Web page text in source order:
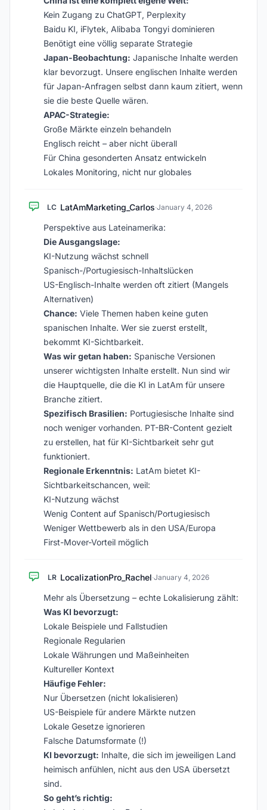
Kein Zugang zu ChatGPT, Perplexity
Baidu KI, iFlytek, Alibaba Tongyi dominieren
Benötigt eine völlig separate Strategie
Japan-Beobachtung: Japanische Inhalte werden
klar bevorzugt. Unsere englischen Inhalte werden
für Japan-Anfragen selbst dann kaum zitiert, wenn
sie die beste Quelle wären.
APAC-Strategie:
Große Märkte einzeln behandeln
Englisch reicht – aber nicht überall
Für China gesonderten Ansatz entwickeln
Lokales Monitoring, nicht nur globales
LC LatAmMarketing_Carlos·January 4, 2026
Perspektive aus Lateinamerika:
Die Ausgangslage:
KI-Nutzung wächst schnell
Spanisch-/Portugiesisch-Inhaltslücken
US-Englisch-Inhalte werden oft zitiert (Mangels
Alternativen)
Chance: Viele Themen haben keine guten
spanischen Inhalte. Wer sie zuerst erstellt,
bekommt KI-Sichtbarkeit.
Was wir getan haben: Spanische Versionen
unserer wichtigsten Inhalte erstellt. Nun sind wir
die Hauptquelle, die die KI in LatAm für unsere
Branche zitiert.
Spezifisch Brasilien: Portugiesische Inhalte sind
noch weniger vorhanden. PT-BR-Content gezielt
zu erstellen, hat für KI-Sichtbarkeit sehr gut
funktioniert.
Regionale Erkenntnis: LatAm bietet KI-
Sichtbarkeitschancen, weil:
KI-Nutzung wächst
Wenig Content auf Spanisch/Portugiesisch
Weniger Wettbewerb als in den USA/Europa
First-Mover-Vorteil möglich
LR LocalizationPro_Rachel·January 4, 2026
Mehr als Übersetzung – echte Lokalisierung zählt:
Was KI bevorzugt:
Lokale Beispiele und Fallstudien
Regionale Regularien
Lokale Währungen und Maßeinheiten
Kultureller Kontext
Häufige Fehler:
Nur Übersetzen (nicht lokalisieren)
US-Beispiele für andere Märkte nutzen
Lokale Gesetze ignorieren
Falsche Datumsformate (!)
KI bevorzugt: Inhalte, die sich im jeweiligen Land
heimisch anfühlen, nicht aus den USA übersetzt
sind.
So geht’s richtig: